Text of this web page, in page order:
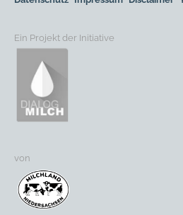
Ein Projekt der Initiative
von